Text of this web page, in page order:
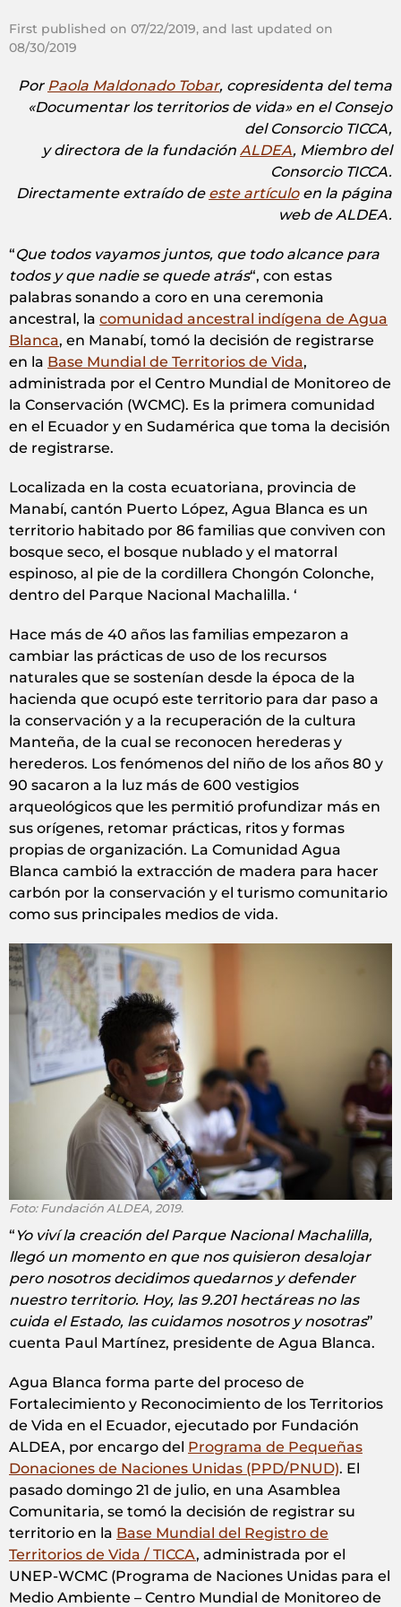
First published on 07/22/2019, and last updated on
08/30/2019
Por Paola Maldonado Tobar, copresidenta del tema
«Documentar los territorios de vida» en el Consejo
del Consorcio TICCA,
y directora de la fundación ALDEA, Miembro del
Consorcio TICCA.
Directamente extraído de este artículoen la página
web de ALDEA.
“Que todos vayamos juntos, que todo alcance para
todos y que nadie se quede atrás“, con estas
palabras sonando a coro en una ceremonia
ancestral, la comunidad ancestral indígena de Agua
Blanca, en Manabí, tomó la decisión de registrarse
en la Base Mundial de Territorios de Vida,
administrada por el Centro Mundial de Monitoreo de
la Conservación (WCMC). Es la primera comunidad
en el Ecuador y en Sudamérica que toma la decisión
de registrarse.
Localizada en la costa ecuatoriana, provincia de
Manabí, cantón Puerto López, Agua Blanca es un
territorio habitado por 86 familias que conviven con
bosque seco, el bosque nublado y el matorral
espinoso, al pie de la cordillera Chongón Colonche,
dentro del Parque Nacional Machalilla. ‘
Hace más de 40 años las familias empezaron a
cambiar las prácticas de uso de los recursos
naturales que se sostenían desde la época de la
hacienda que ocupó este territorio para dar paso a
la conservación y a la recuperación de la cultura
Manteña, de la cual se reconocen herederas y
herederos. Los fenómenos del niño de los años 80 y
90 sacaron a la luz más de 600 vestigios
arqueológicos que les permitió profundizar más en
sus orígenes, retomar prácticas, ritos y formas
propias de organización. La Comunidad Agua
Blanca cambió la extracción de madera para hacer
carbón por la conservación y el turismo comunitario
como sus principales medios de vida.
Foto: Fundación ALDEA, 2019.
“ Yo viví la creación del Parque Nacional Machalilla,
llegó un momento en que nos quisieron desalojar
pero nosotros decidimos quedarnos y defender
nuestro territorio. Hoy, las 9.201 hectáreas no las
cuida el Estado, las cuidamos nosotros y nosotras”
cuenta Paul Martínez, presidente de Agua Blanca.
Agua Blanca forma parte del proceso de
Fortalecimiento y Reconocimiento de los Territorios
de Vida en el Ecuador, ejecutado por Fundación
ALDEA, por encargo del Programa de Pequeñas
Donaciones de Naciones Unidas (PPD/PNUD). El
pasado domingo 21 de julio, en una Asamblea
Comunitaria, se tomó la decisión de registrar su
territorio en la Base Mundial del Registro de
Territorios de Vida / TICCA, administrada por el
UNEP-WCMC (Programa de Naciones Unidas para el
Medio Ambiente – Centro Mundial de Monitoreo de